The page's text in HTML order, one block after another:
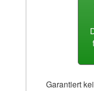
Garantiert